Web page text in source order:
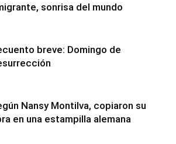
sonrisa del mundo
breve: Domingo de
Nansy Montilva, copiaron su
en una estampilla alemana